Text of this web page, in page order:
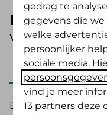
Vergoeding
2025 2026
Een
gedrag te
gegevens die
welke
persoonlijker
sociale media.
vind je meer
13 partners deze